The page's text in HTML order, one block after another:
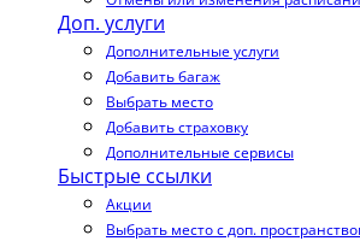
Доп. услуги
Дополнительные услуги
Добавить багаж
Выбрать место
Добавить страховку
Дополнительные сервисы
Быстрые ссылки
Акции
Выбрать место с доп.